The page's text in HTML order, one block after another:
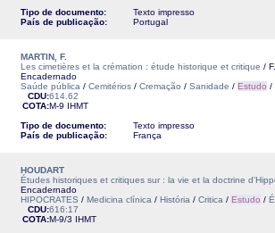
Tipo de documento:
Texto impresso
País de publicação:
Portugal
MARTIN, F.
Les cimetières et la crémation : étude historique et critique /
Encadernado
Saúde pública / Cemitérios / Cremação / Sanidade / Estudo /
CDU:614.62
COTA:M-9 IHMT
Tipo de documento:
Texto impresso
País de publicação:
França
HOUDART
Études historiques et critiques sur : la vie et la doctrine
Encadernado
HIPOCRATES / Medicina clínica / História / Critica / Estudo /
CDU:616:17
COTA:M-9/3 IHMT